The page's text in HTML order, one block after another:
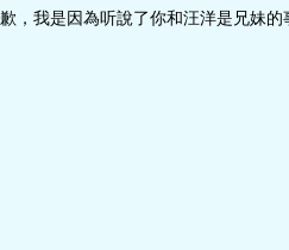
，我是因為听說了你和汪洋是兄妹的